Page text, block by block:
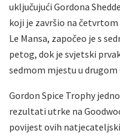
uključujući Gordona
koji je završio na
Le Mansa, započeo je s
petog, dok je svjetski
sedmom mjestu u drugom
Gordon Spice Trophy
rezultati utrke na
povijest ovih